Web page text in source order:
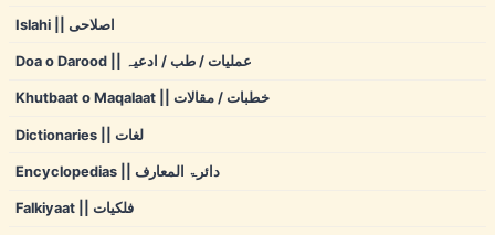
Islahi || اصلاحی
Doa o Darood || عملیات / طب / ادعیہ
Khutbaat o Maqalaat || خطبات / مقالات
Dictionaries || لغات
Encyclopedias || دائرۃ المعارف
Falkiyaat || فلکیات